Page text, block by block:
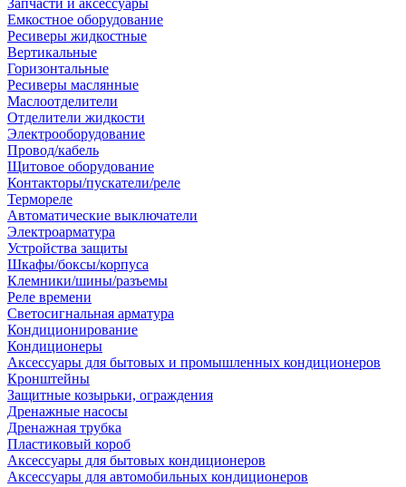
Запчасти и аксессуары
Емкостное оборудование
Ресиверы жидкостные
Вертикальные
Горизонтальные
Ресиверы маслянные
Маслоотделители
Отделители жидкости
Электрооборудование
Провод/кабель
Щитовое оборудование
Контакторы/пускатели/реле
Термореле
Автоматические выключатели
Электроарматура
Устройства защиты
Шкафы/боксы/корпуса
Клемники/шины/разъемы
Реле времени
Светосигнальная арматура
Кондиционирование
Кондиционеры
Аксессуары для бытовых и промышленных кондиционеров
Кронштейны
Защитные козырьки, ограждения
Дренажные насосы
Дренажная трубка
Пластиковый короб
Аксессуары для бытовых кондиционеров
Аксессуары для автомобильных кондиционеров